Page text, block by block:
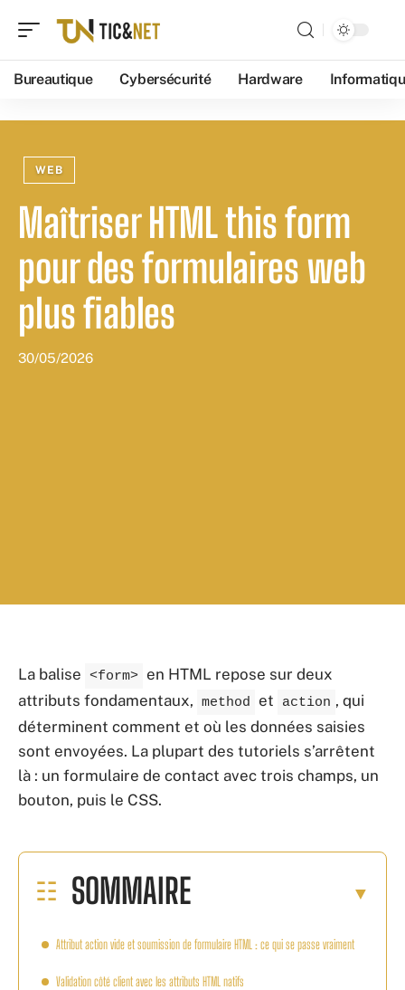
Bureautique Cybersécurité Hardware
WEB
Maîtriser HTML this form
pour des formulaires web
plus fiables
30/05/2026
La balise <form> en HTML repose sur deux
attributs fondamentaux, method et action , qui
déterminent comment et où les données saisies
sont envoyées. La plupart des tutoriels s’arrêtent
là : un formulaire de contact avec trois champs, un
bouton, puis le CSS.
SOMMAIRE
Attribut action vide et soumission de formulaire HTML : ce qui se passe vraiment
Validation côté client avec les attributs HTML natifs